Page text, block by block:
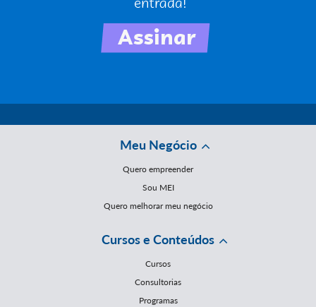
Meu Negócio
Quero empreender
Sou MEI
Quero melhorar meu negócio
Cursos e Conteúdos
Cursos
Consultorias
Programas